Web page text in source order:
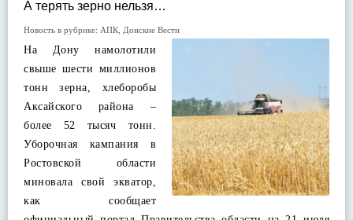
А терять зерно нельзя…
Новость в рубрике: АПК Донские Вести
На Дону намолотили
свыше шести миллионов
тонн зерна, хлеборобы
Аксайского района –
более 52 тысяч тонн.
Уборочная кампания в
Ростовской области
миновала свой экватор,
как сообщает